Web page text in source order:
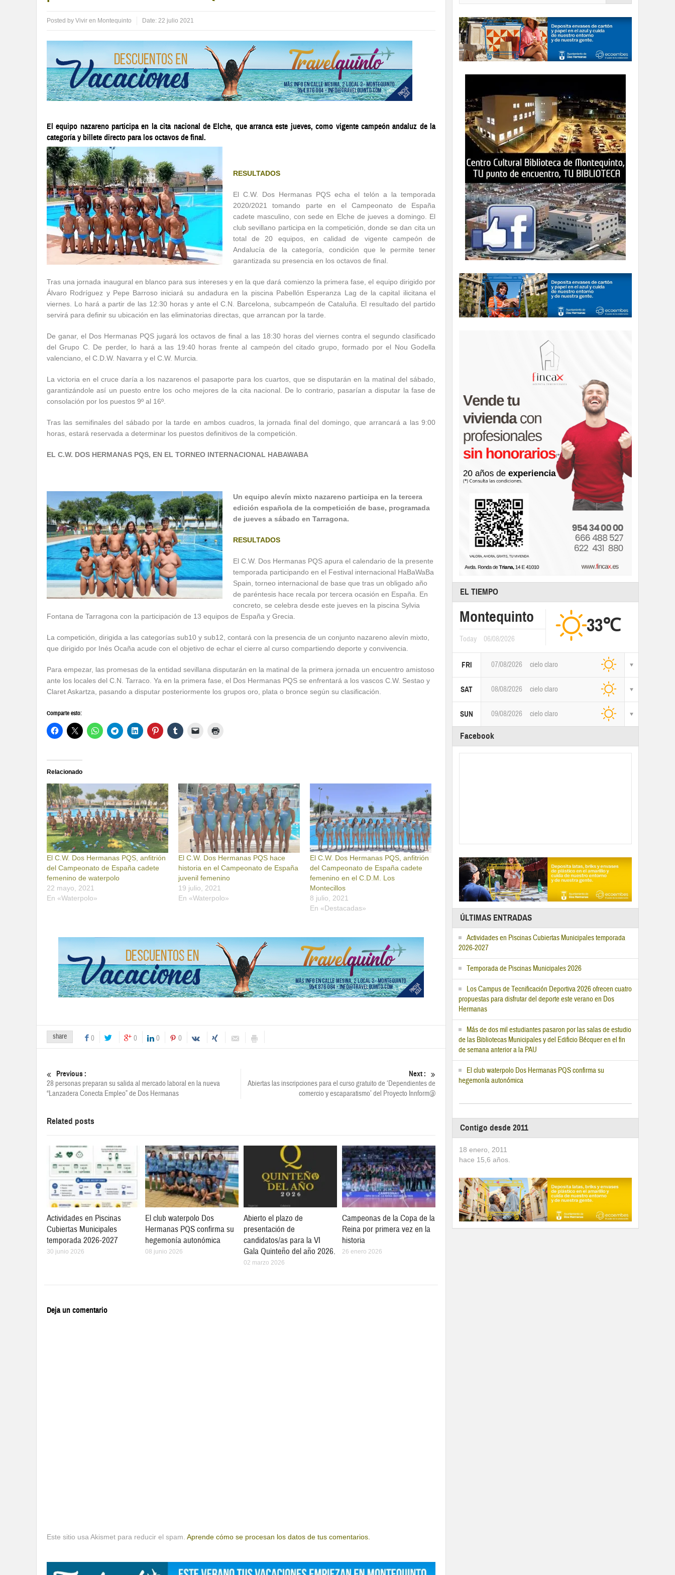
Posted by Vivir en Montequinto Date: 22 julio 2021
El equipo nazareno participa en la cita nacional de Elche, que arranca este jueves, como vigente campeón andaluz de la
categoría y billete directo para los octavos de final.
RESULTADOS
El C.W. Dos Hermanas PQS echa el telón a la temporada
2020/2021 tomando parte en el Campeonato de España
cadete masculino, con sede en Elche de jueves a domingo. El
club sevillano participa en la competición, donde se dan cita un
total de 20 equipos, en calidad de vigente campeón de
Andalucía de la categoría, condición que le permite tener
garantizada su presencia en los octavos de final.
Tras una jornada inaugural en blanco para sus intereses y en la que dará comienzo la primera fase, el equipo dirigido por
Álvaro Rodríguez y Pepe Barroso iniciará su andadura en la piscina Pabellón Esperanza Lag de la capital ilicitana el
viernes. Lo hará a partir de las 12:30 horas y ante el C.N. Barcelona, subcampeón de Cataluña. El resultado del partido
servirá para definir su ubicación en las eliminatorias directas, que arrancan por la tarde.
De ganar, el Dos Hermanas PQS jugará los octavos de final a las 18:30 horas del viernes contra el segundo clasificado
del Grupo C. De perder, lo hará a las 19:40 horas frente al campeón del citado grupo, formado por el Nou Godella
valenciano, el C.D.W. Navarra y el C.W. Murcia.
La victoria en el cruce daría a los nazarenos el pasaporte para los cuartos, que se disputarán en la matinal del sábado,
garantizándole así un puesto entre los ocho mejores de la cita nacional. De lo contrario, pasarían a disputar la fase de
consolación por los puestos 9º al 16º.
Tras las semifinales del sábado por la tarde en ambos cuadros, la jornada final del domingo, que arrancará a las 9:00
horas, estará reservada a determinar los puestos definitivos de la competición.
EL C.W. DOS HERMANAS PQS, EN EL TORNEO INTERNACIONAL HABAWABA
Un equipo alevín mixto nazareno participa en la tercera
edición española de la competición de base, programada
de jueves a sábado en Tarragona.
RESULTADOS
El C.W. Dos Hermanas PQS apura el calendario de la presente
temporada participando en el Festival internacional HaBaWaBa
Spain, torneo internacional de base que tras un obligado año
de paréntesis hace recala por tercera ocasión en España. En
concreto, se celebra desde este jueves en la piscina Sylvia
Fontana de Tarragona con la participación de 13 equipos de España y Grecia.
La competición, dirigida a las categorías sub10 y sub12, contará con la presencia de un conjunto nazareno alevín mixto,
que dirigido por Inés Ocaña acude con el objetivo de echar el cierre al curso compartiendo deporte y convivencia.
Para empezar, las promesas de la entidad sevillana disputarán en la matinal de la primera jornada un encuentro amistoso
ante los locales del C.N. Tarraco. Ya en la primera fase, el Dos Hermanas PQS se enfrentará a los vascos C.W. Sestao y
Claret Askartza, pasando a disputar posteriormente los grupos oro, plata o bronce según su clasificación.
Comparte esto:
Relacionado
El C.W. Dos Hermanas PQS, anfitrión
del Campeonato de España cadete
femenino de waterpolo
22 mayo, 2021
En «Waterpolo»
El C.W. Dos Hermanas PQS hace
historia en el Campeonato de España
juvenil femenino
19 julio, 2021
En «Waterpolo»
El C.W. Dos Hermanas PQS, anfitrión
del Campeonato de España cadete
femenino en el C.D.M. Los
Montecillos
8 julio, 2021
En «Destacadas»
share 0 0 0 0
Previous :
28 personas preparan su salida al mercado laboral en la nueva
“Lanzadera Conecta Empleo” de Dos Hermanas
Next :
Abiertas las inscripciones para el curso gratuito de ‘Dependientes de
comercio y escaparatismo’ del Proyecto Innform@
Related posts
Actividades en Piscinas
Cubiertas Municipales
temporada 2026-2027
30 junio 2026
El club waterpolo Dos
Hermanas PQS confirma su
hegemonía autonómica
08 junio 2026
Abierto el plazo de
presentación de
candidatos/as para la VI
Gala Quinteño del año 2026.
02 marzo 2026
Campeonas de la Copa de la
Reina por primera vez en la
historia
26 enero 2026
Deja un comentario
Este sitio usa Akismet para reducir el spam. Aprende cómo se procesan los datos de tus comentarios.
EL TIEMPO
Montequinto
Today 06/08/2026
33℃
FRI 07/08/2026 cielo claro
SAT 08/08/2026 cielo claro
SUN 09/08/2026 cielo claro
Facebook
ÚLTIMAS ENTRADAS
Actividades en Piscinas Cubiertas Municipales temporada
2026-2027
Temporada de Piscinas Municipales 2026
Los Campus de Tecnificación Deportiva 2026 ofrecen cuatro
propuestas para disfrutar del deporte este verano en Dos
Hermanas
Más de dos mil estudiantes pasaron por las salas de estudio
de las Bibliotecas Municipales y del Edificio Bécquer en el fin
de semana anterior a la PAU
El club waterpolo Dos Hermanas PQS confirma su
hegemonía autonómica
Contigo desde 2011
18 enero, 2011
hace 15,6 años.